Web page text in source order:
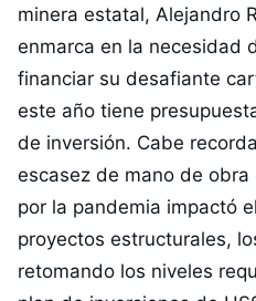
minera estatal, Alejandro
enmarca en la necesidad
financiar su desafiante
este año tiene
de inversión. Cabe
escasez de mano de
por la pandemia impactó
proyectos estructurales,
retomando los niveles